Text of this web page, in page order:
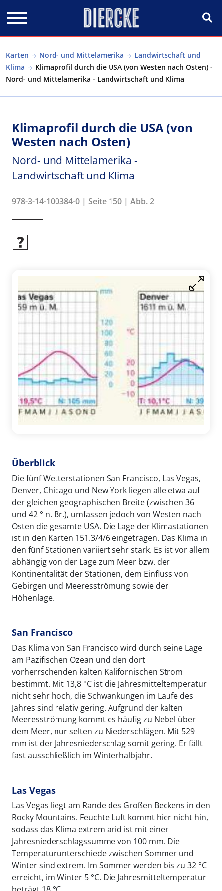
Karten Nord- und Mittelamerika
Landwirtschaft und
Klima
Klimaprofil durch die USA (von Westen nach Osten) -
Nord- und Mittelamerika - Landwirtschaft und Klima
Klimaprofil durch die USA (von
Westen nach Osten)
Nord- und Mittelamerika -
Landwirtschaft und Klima
978-3-14-100384-0 | Seite 150 | Abb. 2
Überblick
Die fünf Wetterstationen San Francisco, Las Vegas,
Denver, Chicago und New York liegen alle etwa auf
der gleichen geographischen Breite (zwischen 36
und 42 ° n. Br.), umfassen jedoch von Westen nach
Osten die gesamte USA. Die Lage der Klimastationen
ist in den Karten 151.3/4/6 eingetragen. Das Klima in
den fünf Stationen variiert sehr stark. Es ist vor allem
abhängig von der Lage zum Meer bzw. der
Kontinentalität der Stationen, dem Einfluss von
Gebirgen und Meeresströmung sowie der
Höhenlage.
San Francisco
Das Klima von San Francisco wird durch seine Lage
am Pazifischen Ozean und den dort
vorherrschenden kalten Kalifornischen Strom
bestimmt. Mit 13,8 °C ist die Jahresmitteltemperatur
nicht sehr hoch, die Schwankungen im Laufe des
Jahres sind relativ gering. Aufgrund der kalten
Meeresströmung kommt es häufig zu Nebel über
dem Meer, nur selten zu Niederschlägen. Mit 529
mm ist der Jahresniederschlag somit gering. Er fällt
fast ausschließlich im Winterhalbjahr.
Las Vegas
Las Vegas liegt am Rande des Großen Beckens in den
Rocky Mountains. Feuchte Luft kommt hier nicht hin,
sodass das Klima extrem arid ist mit einer
Jahresniederschlagssumme von 100 mm. Die
Temperaturunterschiede zwischen Sommer und
Winter sind extrem. Im Sommer werden bis zu 32 °C
erreicht, im Winter 5 °C. Die Jahresmitteltemperatur